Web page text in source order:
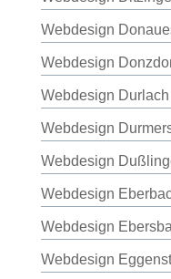
Webdesign
Webdesign
Webdesign Durlach
Webdesign
Webdesign
Webdesign
Webdesign
Webdesign